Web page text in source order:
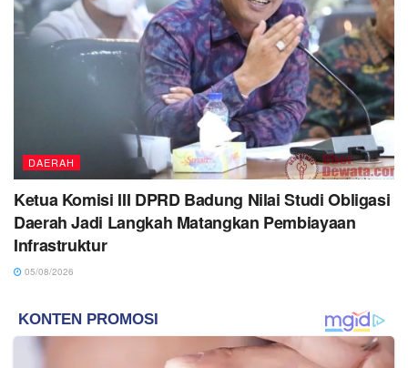
DAERAH
Ketua Komisi III DPRD Badung Nilai Studi Obligasi
Daerah Jadi Langkah Matangkan Pembiayaan
Infrastruktur
05/08/2026